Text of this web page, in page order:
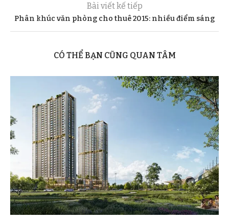
Bài viết kế tiếp
Phân khúc văn phòng cho thuê 2015: nhiều điểm sáng
CÓ THỂ BẠN CŨNG QUAN TÂM